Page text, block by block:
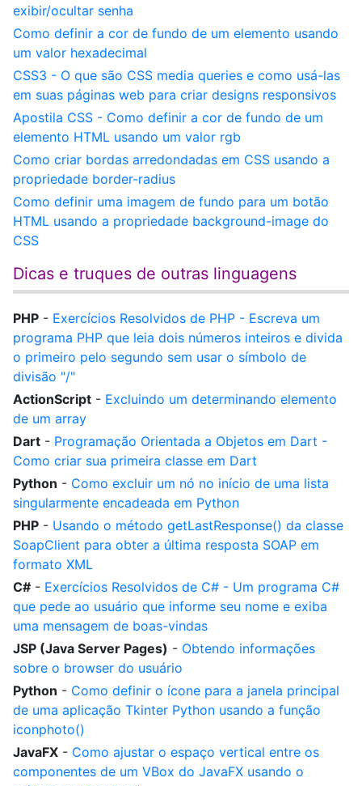
exibir/ocultar senha
Como definir a cor de fundo de um elemento usando
um valor hexadecimal
CSS3 - O que são CSS media queries e como usá-las
em suas páginas web para criar designs responsivos
Apostila CSS - Como definir a cor de fundo de um
elemento HTML usando um valor rgb
Como criar bordas arredondadas em CSS usando a
propriedade border-radius
Como definir uma imagem de fundo para um botão
HTML usando a propriedade background-image do
CSS
Dicas e truques de outras linguagens
PHP - Exercícios Resolvidos de PHP - Escreva um
programa PHP que leia dois números inteiros e divida
o primeiro pelo segundo sem usar o símbolo de
divisão "/"
ActionScript - Excluindo um determinando elemento
de um array
Dart - Programação Orientada a Objetos em Dart -
Como criar sua primeira classe em Dart
Python - Como excluir um nó no início de uma lista
singularmente encadeada em Python
PHP - Usando o método getLastResponse() da classe
SoapClient para obter a última resposta SOAP em
formato XML
C# - Exercícios Resolvidos de C# - Um programa C#
que pede ao usuário que informe seu nome e exiba
uma mensagem de boas-vindas
JSP (Java Server Pages) - Obtendo informações
sobre o browser do usuário
Python - Como definir o ícone para a janela principal
de uma aplicação Tkinter Python usando a função
iconphoto()
JavaFX - Como ajustar o espaço vertical entre os
componentes de um VBox do JavaFX usando o